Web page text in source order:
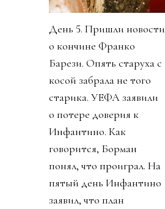
День 5. Пришли новости
о кончине Франко
Барези. Опять старуха с
косой забрала не того
старика. УЕФА заявили
о потере доверия к
Инфантино. Как
говорится, Борман
понял, что проиграл. На
пятый день Инфантино
заявил, что план